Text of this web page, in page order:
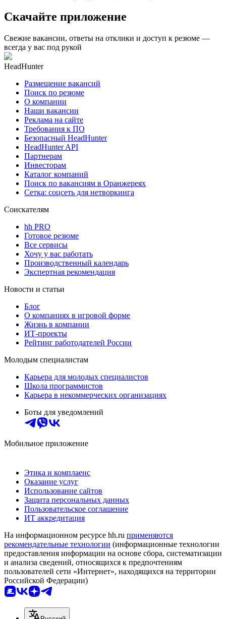
Скачайте приложение
Свежие вакансии, ответы на отклики и доступ к резюме —
всегда у вас под рукой
HeadHunter
Размещение вакансий
Поиск по резюме
О компании
Наши вакансии
Реклама на сайте
Требования к ПО
Безопасный HeadHunter
HeadHunter API
Партнерам
Инвесторам
Каталог компаний
Поиск по вакансиям в Оранжереях
Сетка: соцсеть для нетворкинга
Соискателям
hh PRO
Готовое резюме
Все сервисы
Хочу у вас работать
Производственный календарь
Экспертная рекомендация
Новости и статьи
Блог
О компаниях в игровой форме
Жизнь в компании
ИТ-проекты
Рейтинг работодателей России
Молодым специалистам
Карьера для молодых специалистов
Школа программистов
Карьера в некоммерческих организациях
Боты для уведомлений
Мобильное приложение
Этика и комплаенс
Оказание услуг
Использование сайтов
Защита персональных данных
Пользовательское соглашение
ИТ аккредитация
На информационном ресурсе hh.ru применяются
рекомендательные технологии (информационные технологии
предоставления информации на основе сбора, систематизации
и анализа сведений, относящихся к предпочтениям
пользователей сети «Интернет», находящихся на территории
Российской Федерации)